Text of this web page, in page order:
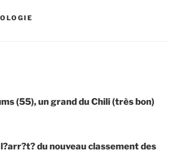
(55), un grand du Chili (très bon)
du nouveau classement des